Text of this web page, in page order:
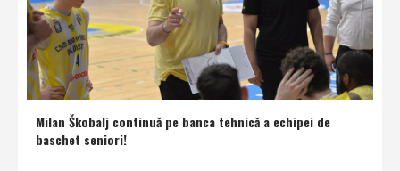
Milan Škobalj continuă pe banca tehnică a echipei de
baschet seniori!